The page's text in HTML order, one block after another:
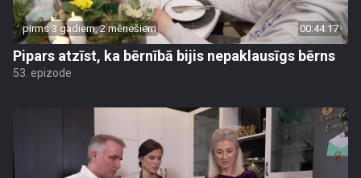
pirms 3 gadiem, 2 mēnešiem 00:44:17
Pipars atzīst, ka bērnībā bijis nepaklausīgs bērns
53. epizode